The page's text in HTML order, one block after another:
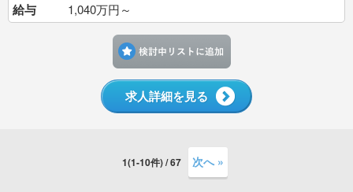
給与 1,040万円～
求人詳細を見る
1(1-10件) / 67 次へ »